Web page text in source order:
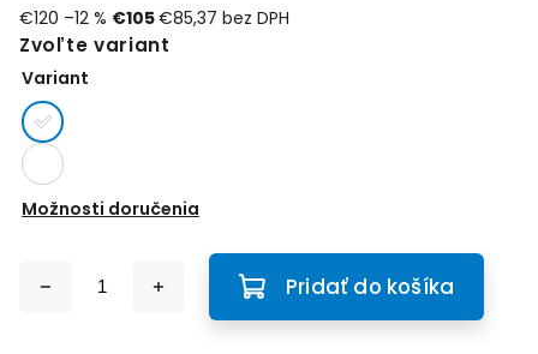
€120 –12 % €105€85,37 bez DPH
Zvoľte variant
Variant
Možnosti doručenia
Pridať do košíka